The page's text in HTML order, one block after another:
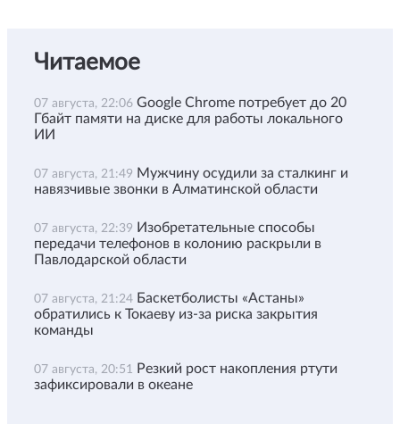
Читаемое
07 августа, 22:06 Google Chrome потребует до 20
Гбайт памяти на диске для работы локального
ИИ
07 августа, 21:49 Мужчину осудили за сталкинг и
навязчивые звонки в Алматинской области
07 августа, 22:39 Изобретательные способы
передачи телефонов в колонию раскрыли в
Павлодарской области
07 августа, 21:24 Баскетболисты «Астаны»
обратились к Токаеву из-за риска закрытия
команды
07 августа, 20:51 Резкий рост накопления ртути
зафиксировали в океане